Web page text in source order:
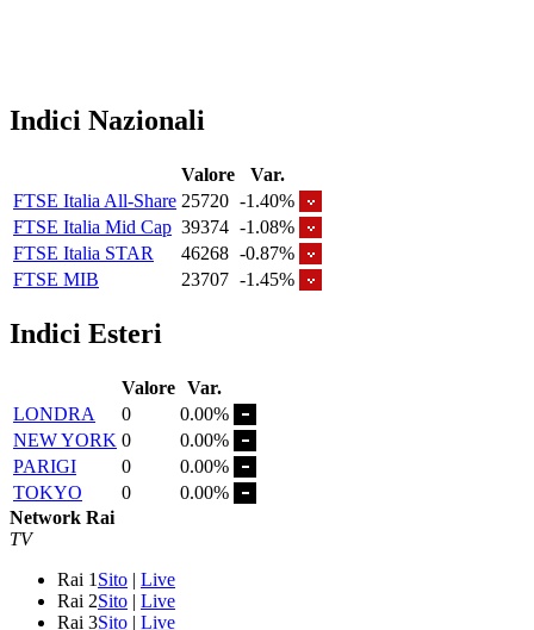
Indici Nazionali
Valore
Var.
FTSE Italia All-Share 25720 -1.40%
FTSE Italia Mid Cap 39374 -1.08%
FTSE Italia STAR
46268 -0.87%
FTSE MIB
23707 -1.45%
Indici Esteri
Valore Var.
LONDRA
0
0.00%
NEW YORK 0
0.00%
PARIGI
0
0.00%
TOKYO
0
0.00%
Network Rai
TV
Rai 1 Sito | Live
Rai 2Sito | Live
Rai 3Sito | Live